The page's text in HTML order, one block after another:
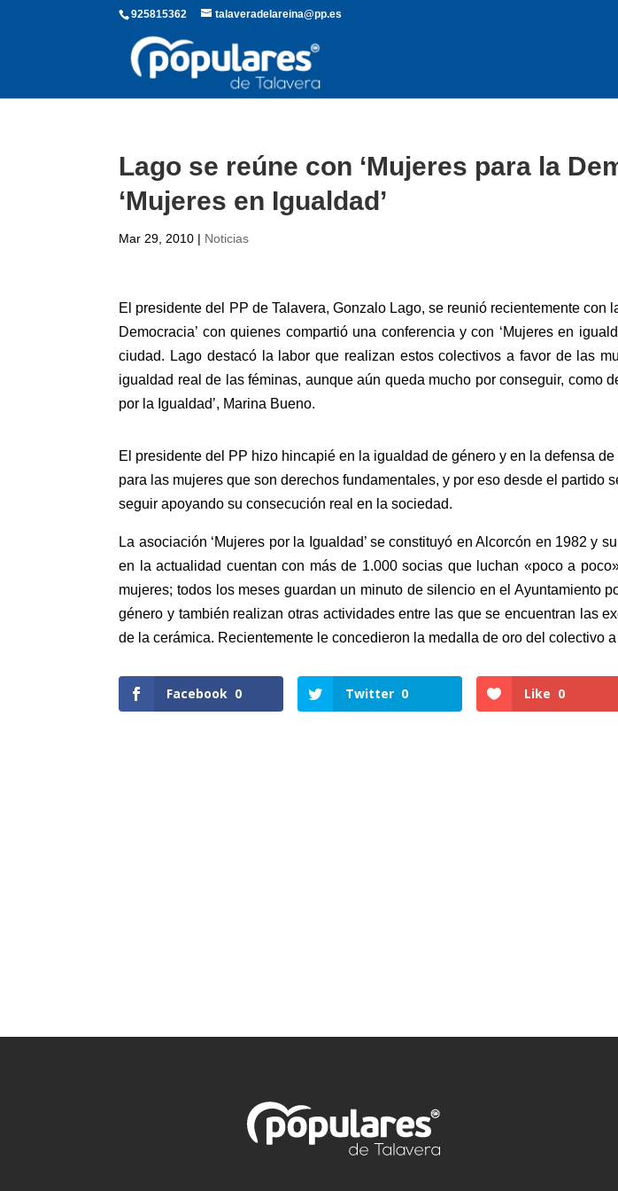
925815362 talaveradelareina@pp.es
Lago se reúne con ‘Mujeres para la
‘Mujeres en Igualdad’
Mar 29, 2010 | Noticias
El presidente del PP de Talavera, Gonzalo Lago, se reunió recientemente con
Democracia’ con quienes compartió una conferencia y con ‘Mujeres en
ciudad. Lago destacó la labor que realizan estos colectivos a favor de las
igualdad real de las féminas, aunque aún queda mucho por conseguir, como
por la Igualdad’, Marina Bueno.
El presidente del PP hizo hincapié en la igualdad de género y en la defensa
para las mujeres que son derechos fundamentales, y por eso desde el partido
seguir apoyando su consecución real en la sociedad.
La asociación ‘Mujeres por la Igualdad’ se constituyó en Alcorcón en 1982 y
en la actualidad cuentan con más de 1.000 socias que luchan «poco a
mujeres; todos los meses guardan un minuto de silencio en el Ayuntamiento
género y también realizan otras actividades entre las que se encuentran las
de la cerámica. Recientemente le concedieron la medalla de oro del colectivo
Facebook 0 Twitter 0 Like 0